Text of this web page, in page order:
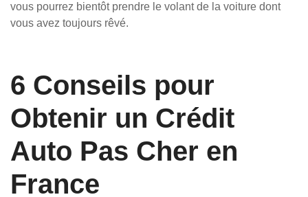
vous pourrez bientôt prendre le volant de la voiture dont
vous avez toujours rêvé.
6 Conseils pour
Obtenir un Crédit
Auto Pas Cher en
France